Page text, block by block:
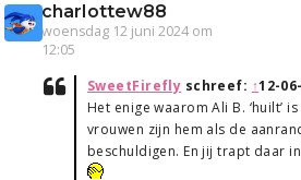
charlottew88
woensdag 12 juni 2024 om
12:05
SweetFirefly schreef: ↑12-
Het enige waarom Ali B. ‘huilt’
vrouwen zijn hem als de
beschuldigen. En jij trapt daar